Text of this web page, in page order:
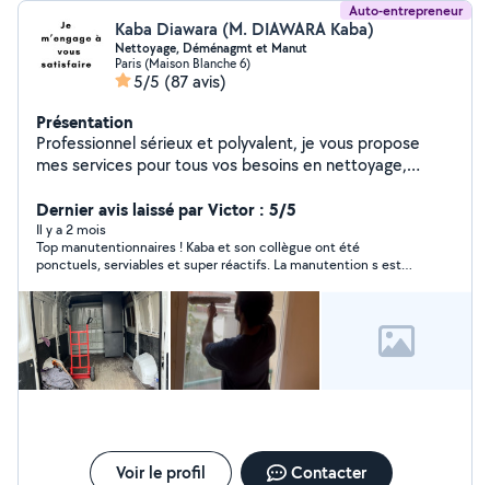
Auto-entrepreneur
Kaba Diawara (M. DIAWARA Kaba)
Nettoyage, Déménagmt et Manut
Paris (Maison Blanche 6)
5/5 (87 avis)
Présentation
Professionnel sérieux et polyvalent, je vous propose
mes services pour tous vos besoins en nettoyage,
et petits travaux du quotidien. Grâce à mon expérience
et à mon sens du service, j'interviens avec efficacité,
soin et professionnalisme afin de vous garantir un travail
propre et de qualité. Ponctuel, organisé et à l'écoute, je
m'adapte à chaque demande pour vous offrir une
prestation fiable et sans stress. Mon objectif : vous
apporter une aide concrète et une entière satisfaction
à chaque intervention. N'hésitez pas à me contacter, je
serai ravi de vous accompagner dans vos projets.
Dernier avis laissé par Victor : 5/5
Il y a 2 mois
Top manutentionnaires ! Kaba et son collègue ont été
ponctuels, serviables et super réactifs. La manutention s est
Voir le profil Contacter